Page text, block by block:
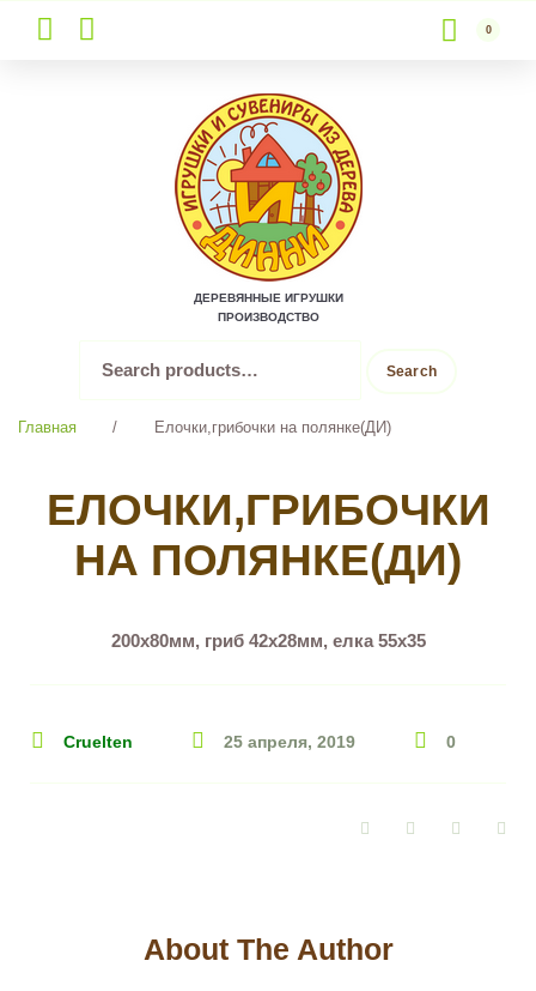
to
content
0
ДЕРЕВЯННЫЕ ИГРУШКИ
ПРОИЗВОДСТВО
for:
Search
Главная / Елочки,грибочки на полянке(ДИ)
ЕЛОЧКИ,ГРИБОЧКИ
НА ПОЛЯНКЕ(ДИ)
200х80мм, гриб 42х28мм, елка 55х35
Cruelten 25 апреля, 2019 0
FacebookTwitter Google+
About The Author